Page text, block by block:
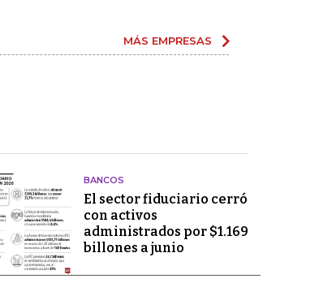
MÁS EMPRESAS
BANCOS
El sector fiduciario cerró
con activos
administrados por $1.169
billones a junio